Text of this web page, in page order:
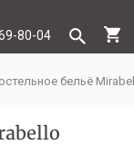
80-04
бельё